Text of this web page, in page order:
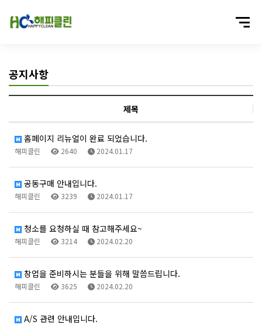
공지사항
제목
홈페이지 리뉴얼이 완료 되었습니다.
해피클린 2640 2024.01.17
공동구매 안내입니다.
해피클린 3239 2024.01.17
청소를 요청하실 때 참고해주세요~
해피클린 3214 2024.02.20
창업을 준비하시는 분들을 위해 말씀드립니다.
해피클린 3625 2024.02.20
A/S 관련 안내입니다.